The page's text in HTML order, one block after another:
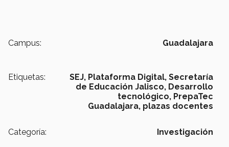
Campus: Guadalajara
Etiquetas: SEJ, Plataforma Digital, Secretaría
de Educación Jalisco, Desarrollo
tecnológico, PrepaTec
Guadalajara, plazas docentes
Categoría: Investigación